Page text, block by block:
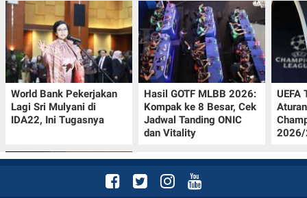
World Bank Pekerjakan
Lagi Sri Mulyani di
IDA22, Ini Tugasnya
Hasil GOTF MLBB 2026:
Kompak ke 8 Besar, Cek
Jadwal Tanding ONIC
dan Vitality
UEFA
2026/